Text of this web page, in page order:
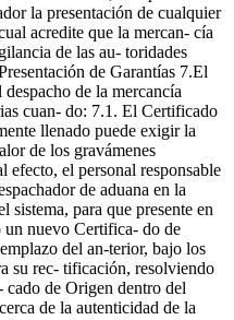
la presentación de cualquier
acredite que la mercan- cía
de las au- toridades
de Garantías 7.El
de la mercancía
cuan- do: 7.1. El Certificado
llenado puede exigir la
de los gravámenes
efecto, el personal responsable
de aduana en la
para que presente en
un nuevo Certifica- do de
del an-terior, bajo los
su rec- tificación, resolviendo
de Origen dentro del
de la autenticidad de la